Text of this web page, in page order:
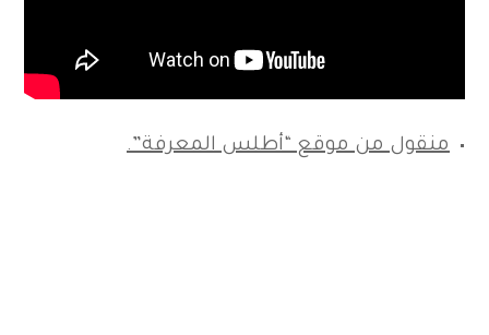
منقول من موقع “أطلس المعرفة”.